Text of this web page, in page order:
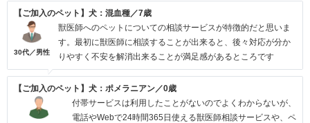
【ご加入のペット】犬：混血種／7歳
30代／男性
獣医師へのペットについての相談サービスが特徴的だと思いま
す。最初に獣医師に相談することが出来ると、後々対応が分か
りやすく不安を解消出来ることが満足感があるところです
【ご加入のペット】犬：ポメラニアン／0歳
付帯サービスは利用したことがないのでよくわからないが、
電話やWebで24時間365日使える獣医師相談サービスや、ペ